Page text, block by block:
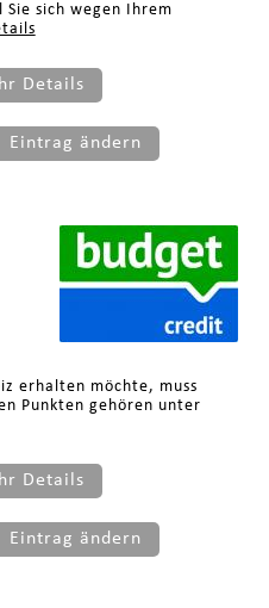
sich wegen Ihrem
Details
Eintrag ändern
erhalten möchte, muss
Punkten gehören unter
Details
Eintrag ändern